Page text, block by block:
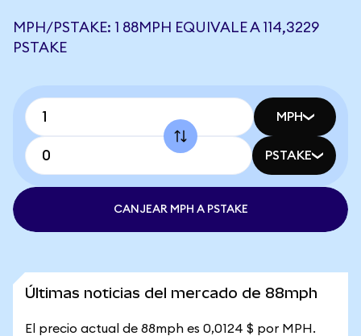
MPH/PSTAKE: 1 88MPH EQUIVALE A 114,3229
PSTAKE
MPH
PSTAKE
CANJEAR MPH A PSTAKE
Últimas noticias del mercado de 88mph
El precio actual de 88mph es 0,0124 $ por MPH.